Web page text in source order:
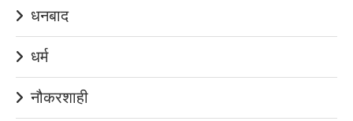
धनबाद
धर्म
नौकरशाही